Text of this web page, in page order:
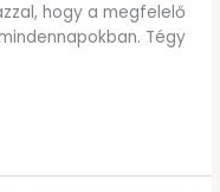
hogy a megfelelő
Tégy